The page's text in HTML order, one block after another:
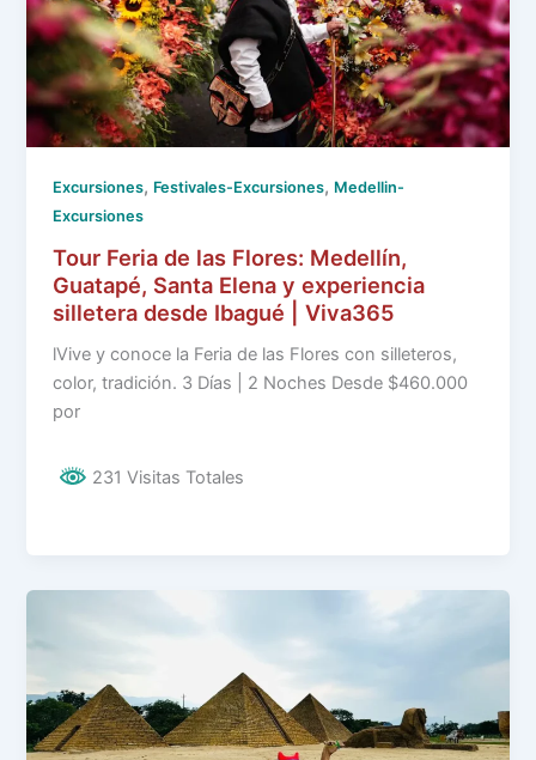
Excursiones, Festivales-Excursiones, Medellin-
Excursiones
Tour Feria de las Flores: Medellín,
Guatapé, Santa Elena y experiencia
silletera desde Ibagué | Viva365
lVive y conoce la Feria de las Flores con silleteros,
color, tradición. 3 Días | 2 Noches Desde $460.000
por
231 Visitas Totales